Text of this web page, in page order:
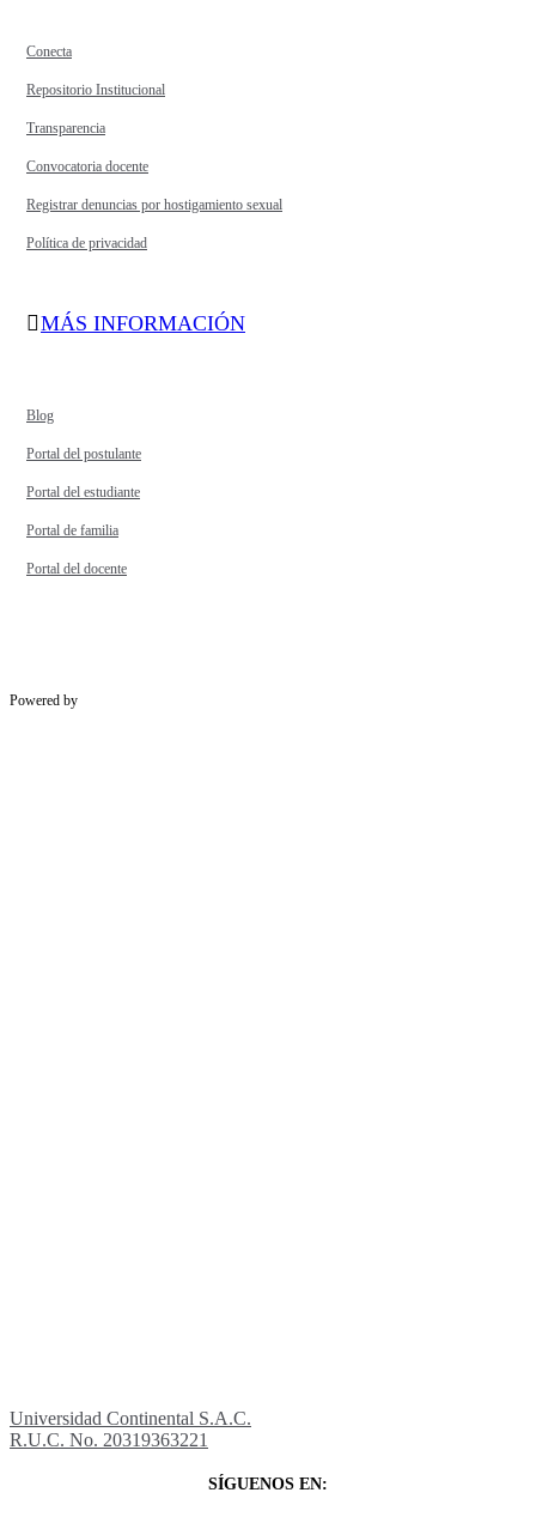
Conecta
Repositorio Institucional
Transparencia
Convocatoria docente
Registrar denuncias por hostigamiento sexual
Política de privacidad
MÁS INFORMACIÓN
Blog
Portal del postulante
Portal del estudiante
Portal de familia
Portal del docente
Powered by
Universidad Continental S.A.C.
R.U.C. No. 20319363221
SÍGUENOS EN: